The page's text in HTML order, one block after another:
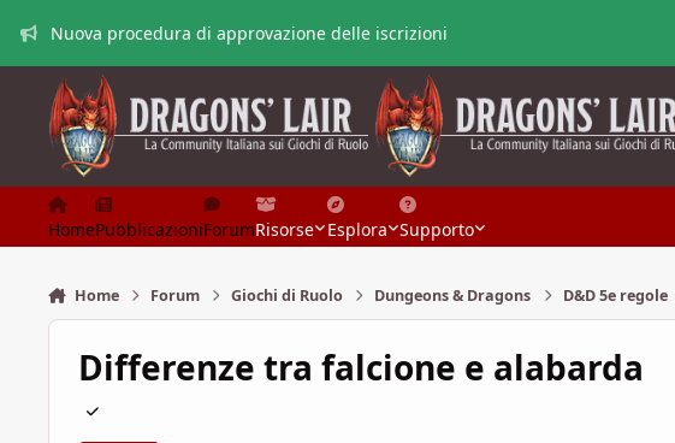
Nuova procedura di approvazione delle iscrizioni
HomePubblicazioniForumRisorse Esplora Supporto
Home Forum Giochi di Ruolo Dungeons & Dragons D&D 5e regole
Differenze tra falcione e alabarda